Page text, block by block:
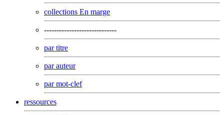
collections En marge
-----------------------------
par titre
par auteur
par mot-clef
ressources